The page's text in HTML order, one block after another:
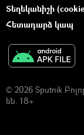
Տեղեկանիշի
Հետադարձ կապ
© 2026 Sputnik
են. 18+